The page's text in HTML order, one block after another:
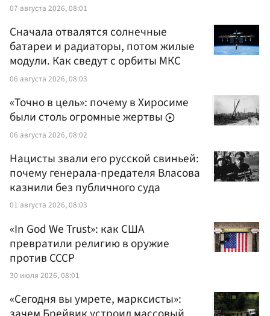
07 августа 2026, 08:01
Сначала отвалятся солнечные
батареи и радиаторы, потом жилые
модули. Как сведут с орбиты МКС
06 августа 2026, 08:03
«Точно в цель»: почему в Хиросиме
были столь огромные жертвы
06 августа 2026, 08:02
Нацисты звали его русской свиньей:
почему генерала-предателя Власова
казнили без публичного суда
01 августа 2026, 08:03
«In God We Trust»: как США
превратили религию в оружие
против СССР
30 июля 2026, 08:01
«Сегодня вы умрете, марксисты»: